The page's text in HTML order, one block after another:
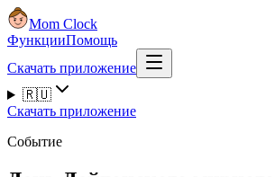
Mom Clock
ФункцииПомощь
Скачать приложение
🇷🇺
Скачать приложение
Событие